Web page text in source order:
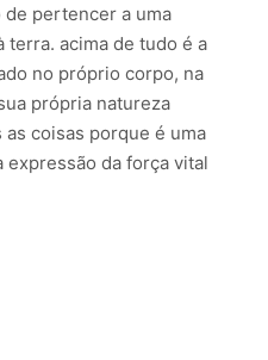
de pertencer a uma
terra. acima de tudo é a
no próprio corpo, na
própria natureza
coisas porque é uma
expressão da força vital